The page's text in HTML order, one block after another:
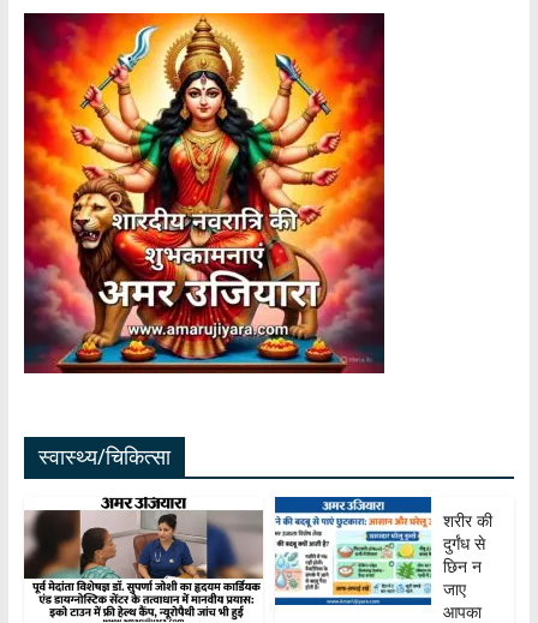
स्वास्थ्य/चिकित्सा
शरीर की
दुर्गंध से
छिन न
जाए
आपका